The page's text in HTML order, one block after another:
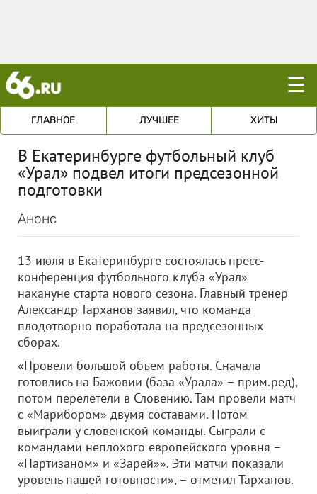
☰
ГЛАВНОЕ ЛУЧШЕЕ ХИТЫ
В Екатеринбурге футбольный клуб
«Урал» подвел итоги предсезонной
подготовки
Анонс
13 июля в Екатеринбурге состоялась пресс-
конференция футбольного клуба «Урал»
накануне старта нового сезона. Главный тренер
Александр Тарханов заявил, что команда
плодотворно поработала на предсезонных
сборах.
«Провели большой объем работы. Сначала
готовлись на Бажовии (база «Урала» – прим.ред),
потом перелетели в Словению. Там провели матч
с «Марибором» двумя составами. Потом
выиграли у словенской команды. Сыграли с
командами неплохого европейского уровня –
«Партизаном» и «Зарей»». Эти матчи показали
уровень нашей готовности», – отметил Тарханов.